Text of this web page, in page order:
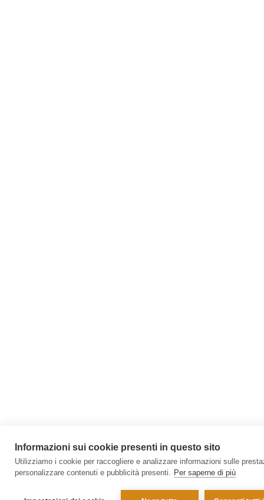
Informazioni sui cookie presenti in questo sito
Utilizziamo i cookie per raccogliere e analizzare informazioni sulle
personalizzare contenuti e pubblicità presenti. Per saperne di più